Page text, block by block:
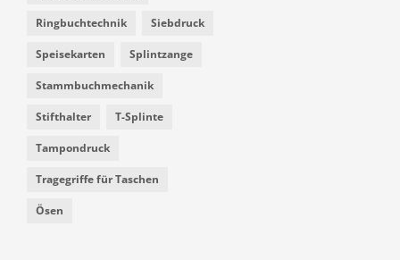
Ringbuchtechnik Siebdruck
Speisekarten Splintzange
Stammbuchmechanik
Stifthalter T-Splinte
Tampondruck
Tragegriffe für Taschen
Ösen